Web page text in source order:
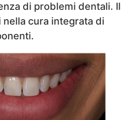
di problemi dentali. Il
cura integrata di